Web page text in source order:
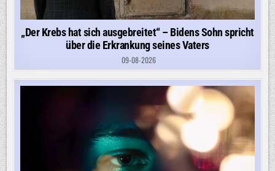
„Der Krebs hat sich ausgebreitet“ – Bidens Sohn spricht
über die Erkrankung seines Vaters
09-08-2026